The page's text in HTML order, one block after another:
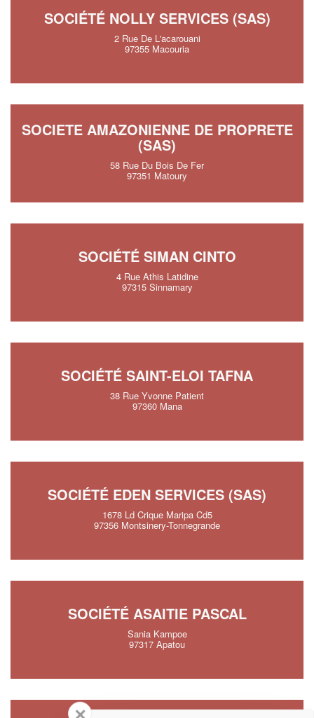
SOCIÉTÉ NOLLY SERVICES (SAS)
2 Rue De L'acarouani
97355 Macouria
SOCIETE AMAZONIENNE DE PROPRETE
(SAS)
58 Rue Du Bois De Fer
97351 Matoury
SOCIÉTÉ SIMAN CINTO
4 Rue Athis Latidine
97315 Sinnamary
SOCIÉTÉ SAINT-ELOI TAFNA
38 Rue Yvonne Patient
97360 Mana
SOCIÉTÉ EDEN SERVICES (SAS)
1678 Ld Crique Maripa Cd5
97356 Montsinery-Tonnegrande
SOCIÉTÉ ASAITIE PASCAL
Sania Kampoe
97317 Apatou